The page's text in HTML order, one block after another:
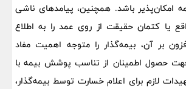
امکان‌پذیر باشد. همچنین، پیامدهای ناشی
یا کتمان حقیقت از روی عمد را به اطلاع
بر آن، بیمه‌گذار را متوجه اهمیت مفاد
جهت حصول اطمینان از تناسب پوشش بیمه با
لازم برای اعلام خسارت توسط بیمه‌گذار،